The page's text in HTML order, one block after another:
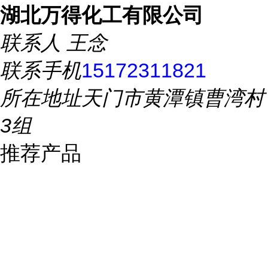
湖北万得化工有限公司
联系人 王念
联系手机15172311821
所在地址天门市黄潭镇曹湾村
3组
推荐产品